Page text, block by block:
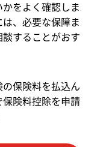
をよく確認しま
、必要な保障ま
することがおす
保険料を払込ん
険料控除を申請